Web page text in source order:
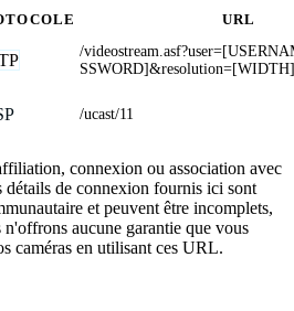
URL
/
/ucast/11
connexion ou association avec
détails de connexion fournis ici sont
et peuvent être incomplets,
aucune garantie que vous
caméras en utilisant ces URL.